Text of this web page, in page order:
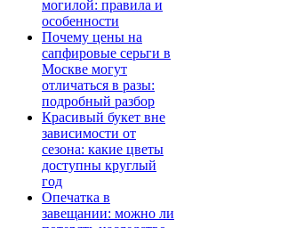
могилой: правила и
особенности
Почему цены на
сапфировые серьги в
Москве могут
отличаться в разы:
подробный разбор
Красивый букет вне
зависимости от
сезона: какие цветы
доступны круглый
год
Опечатка в
завещании: можно ли